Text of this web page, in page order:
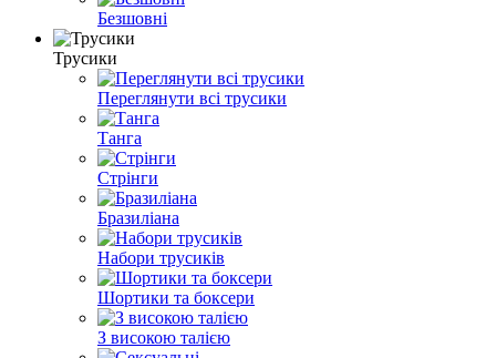
Безшовні
Трусики
Переглянути всі трусики
Танга
Стрінги
Бразиліана
Набори трусиків
Шортики та боксери
З високою талією